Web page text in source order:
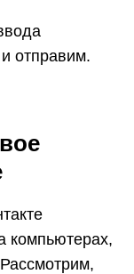
отправим.
компьютерах,